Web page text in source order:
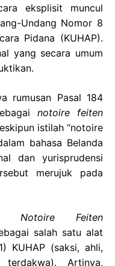
eksplisit muncul
Undang Nomor 8
Pidana (KUHAP).
yang secara umum
rumusan Pasal 184
notoire feiten
istilah “notoire
bahasa Belanda
dan yurisprudensi
merujuk pada
Notoire Feiten
salah satu alat
KUHAP (saksi, ahli,
terdakwa). Artinya,